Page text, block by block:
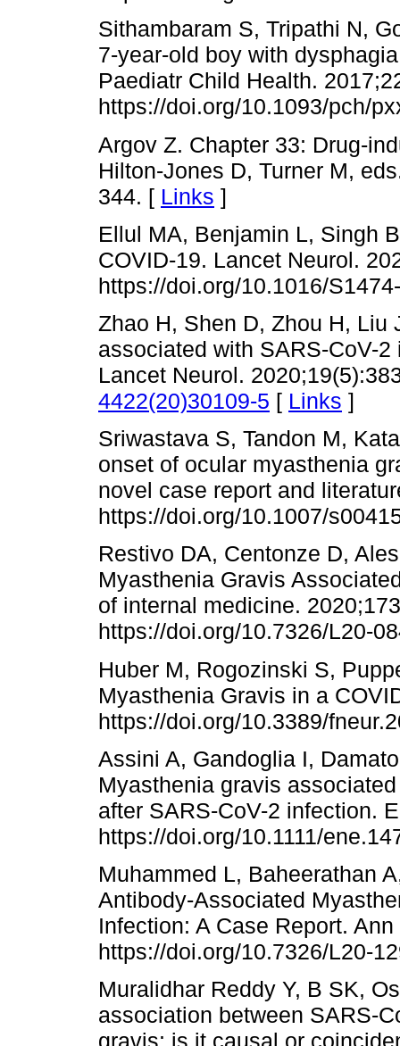
Sithambaram S, Tripathi N,
7-year-old boy with
Paediatr Child Health.
https://doi.org/10.1093/pch/
Argov Z. Chapter 33: Drug-
Hilton-Jones D, Turner M,
344. [ Links ]
Ellul MA, Benjamin L, Singh
COVID-19. Lancet Neurol.
https://doi.org/10.1016/
Zhao H, Shen D, Zhou H, Liu
associated with SARS-CoV-
Lancet Neurol.
4422(20)30109-5 [ Links ]
Sriwastava S, Tandon M,
onset of ocular myasthenia
novel case report and
https://doi.org/10.1007/
Restivo DA, Centonze D,
Myasthenia Gravis
of internal medicine.
https://doi.org/10.7326/L20-
Huber M, Rogozinski S,
Myasthenia Gravis in a
https://doi.org/10.3389/
Assini A, Gandoglia I,
Myasthenia gravis
after SARS-CoV-2 infection.
https://doi.org/10.1111/
Muhammed L, Baheerathan
Antibody-Associated
Infection: A Case Report.
https://doi.org/10.7326/L20-
Muralidhar Reddy Y, B SK,
association between SARS-
gravis: is it causal or